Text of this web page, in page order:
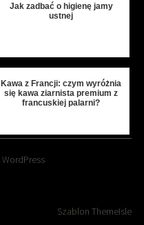
Jak zadbać o higienę jamy
ustnej
Kawa z Francji: czym wyróżnia
się kawa ziarnista premium z
francuskiej palarni?
WordPress
SzablonThemeIsle